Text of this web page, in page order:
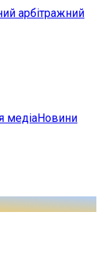
арбітражний
медіаНовини